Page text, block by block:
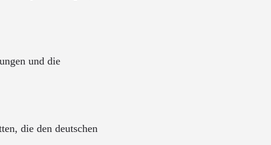
und die
die den deutschen